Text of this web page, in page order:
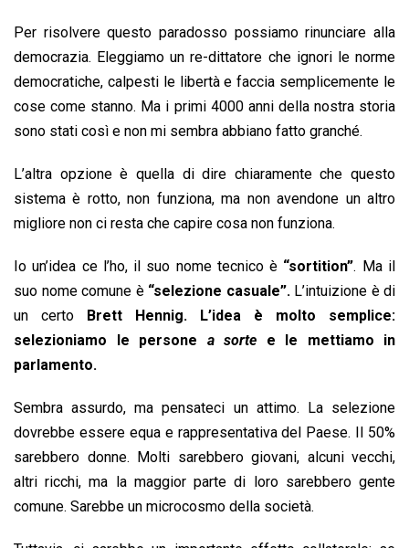
Per risolvere questo paradosso possiamo rinunciare alla
democrazia. Eleggiamo un re-dittatore che ignori le norme
democratiche, calpesti le libertà e faccia semplicemente le
cose come stanno. Ma i primi 4000 anni della nostra storia
sono stati così e non mi sembra abbiano fatto granché.
L’altra opzione è quella di dire chiaramente che questo
sistema è rotto, non funziona, ma non avendone un altro
migliore non ci resta che capire cosa non funziona.
Io un’idea ce l’ho, il suo nome tecnico è “sortition”. Ma il
suo nome comune è “selezione casuale”.L’intuizione è di
un certo Brett Hennig.
L’idea è molto semplice:
selezioniamo le persone a sorte e le mettiamo in
parlamento.
Sembra assurdo, ma pensateci un attimo. La selezione
dovrebbe essere equa e rappresentativa del Paese. Il 50%
sarebbero donne. Molti sarebbero giovani, alcuni vecchi,
altri ricchi, ma la maggior parte di loro sarebbero gente
comune. Sarebbe un microcosmo della società.